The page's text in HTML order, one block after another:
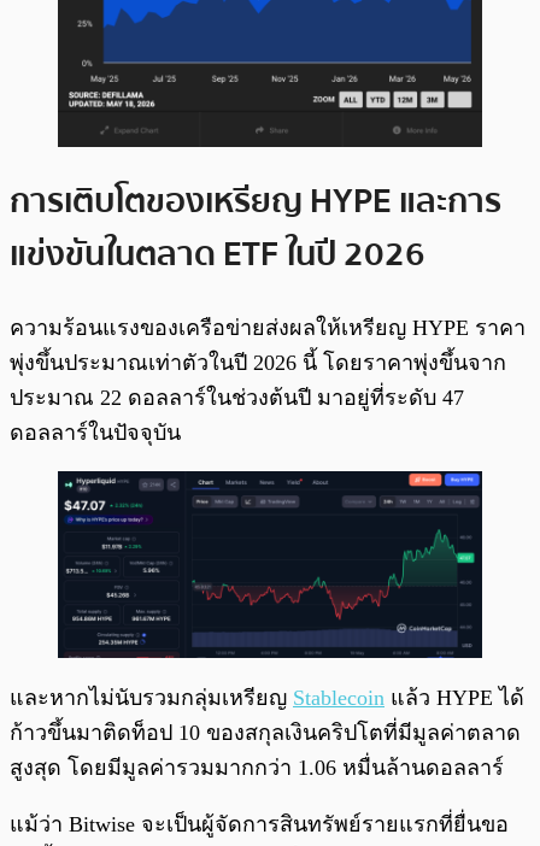
การเติบโตของเหรียญ HYPE และการ
แข่งขันในตลาด ETF ในปี 2026
ความร้อนแรงของเครือข่ายส่งผลให้เหรียญ HYPE ราคา
พุ่งขึ้นประมาณเท่าตัวในปี 2026 นี้ โดยราคาพุ่งขึ้นจาก
ประมาณ 22 ดอลลาร์ในช่วงต้นปี มาอยู่ที่ระดับ 47
ดอลลาร์ในปัจจุบัน
และหากไม่นับรวมกลุ่มเหรียญ Stablecoin แล้ว HYPE ได้
ก้าวขึ้นมาติดท็อป 10 ของสกุลเงินคริปโตที่มีมูลค่าตลาด
สูงสุด โดยมีมูลค่ารวมมากกว่า 1.06 หมื่นล้านดอลลาร์
แม้ว่า Bitwise จะเป็นผู้จัดการสินทรัพย์รายแรกที่ยื่นขอ